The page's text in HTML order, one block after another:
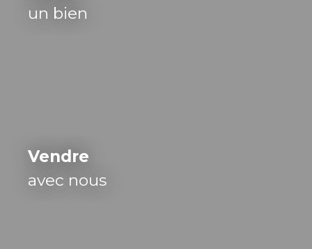
un bien
Vendre
avec nous